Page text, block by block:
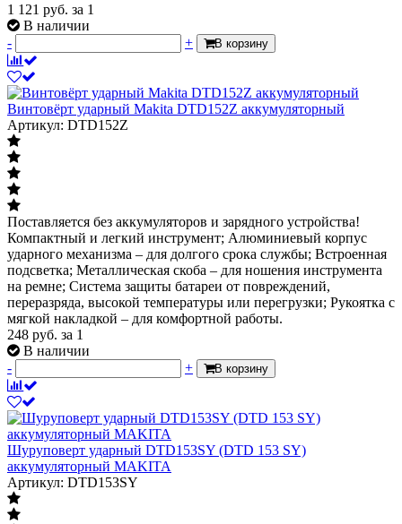
1 121 руб. за 1
В наличии
-
+ В корзину
Винтовёрт ударный Makita DTD152Z аккумуляторный
Артикул: DTD152Z
Поставляется без аккумуляторов и зарядного устройства!
Компактный и легкий инструмент; Алюминиевый корпус
ударного механизма – для долгого срока службы; Встроенная
подсветка; Металлическая скоба – для ношения инструмента
на ремне; Система защиты батареи от повреждений,
переразряда, высокой температуры или перегрузки; Рукоятка с
мягкой накладкой – для комфортной работы.
248 руб. за 1
В наличии
-
+ В корзину
Шуруповерт ударный DTD153SY (DTD 153 SY)
аккумуляторный MAKITA
Артикул: DTD153SY